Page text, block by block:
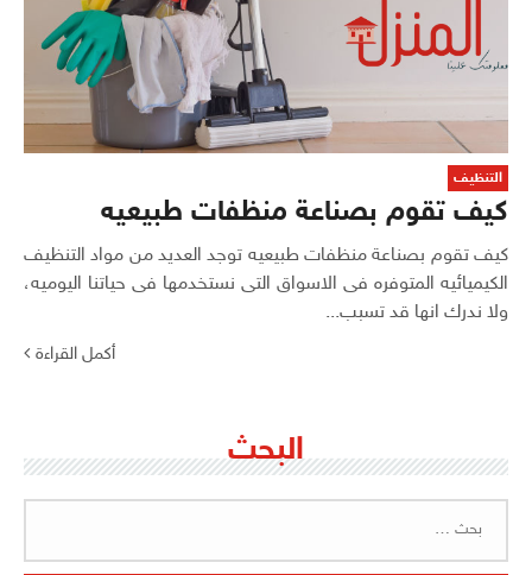
التنظيف
كيف تقوم بصناعة منظفات طبيعيه
كيف تقوم بصناعة منظفات طبيعيه توجد العديد من مواد التنظيف
الكيميائيه المتوفره فى الاسواق التى نستخدمها فى حياتنا اليوميه،
ولا ندرك انها قد تسبب...
أكمل القراءة
البحث